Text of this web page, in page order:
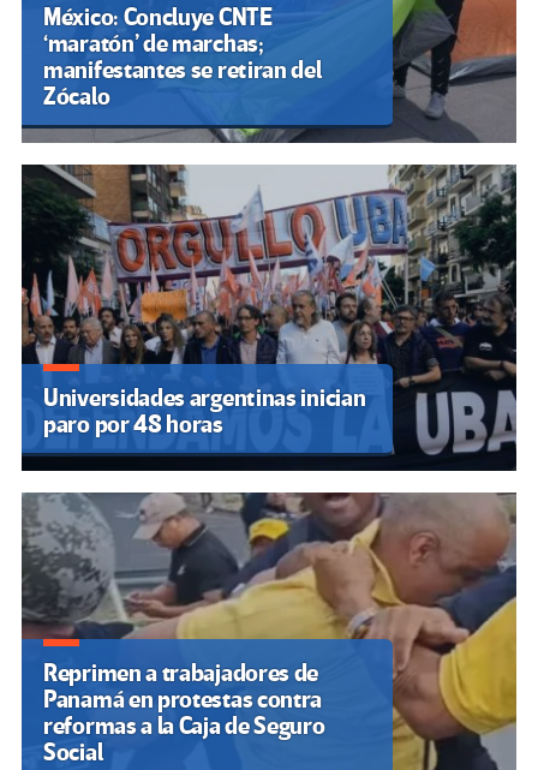
México: Concluye CNTE
‘maratón’ de marchas;
manifestantes se retiran del
Zócalo
Universidades argentinas inician
paro por 48 horas
Reprimen a trabajadores de
Panamá en protestas contra
reformas a la Caja de Seguro
Social